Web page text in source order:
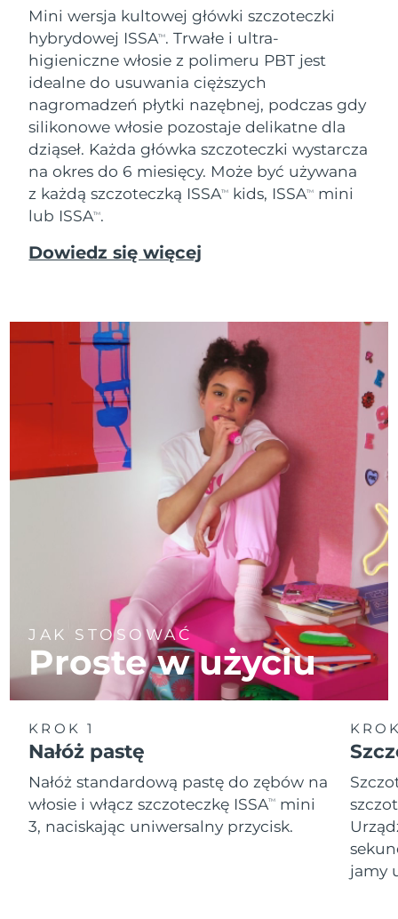
Mini wersja kultowej główki szczoteczki
hybrydowej ISSATM. Trwałe i ultra-
higieniczne włosie z polimeru PBT jest
idealne do usuwania cięższych
nagromadzeń płytki nazębnej, podczas gdy
silikonowe włosie pozostaje delikatne dla
dziąseł. Każda główka szczoteczki wystarcza
na okres do 6 miesięcy. Może być używana
z każdą szczoteczką ISSATM kids, ISSATM
mini
lub ISSATM.
Dowiedz się więcej
JAK STOSOWAĆ
Proste w użyciu
KROK 1
Nałóż pastę
Nałóż standardową pastę do zębów na
włosie i włącz szczoteczkę ISSATM
mini
3, naciskając uniwersalny przycisk.
jamy
Tajlandia
Oczekiwany czas dostawy
Turcja
Oczekiwany czas dostawy
Zjednoczone Emiraty
Arabskie
Oczekiwany czas dostawy
8/11/26
Wielka Brytania
Oczekiwany czas dostawy
8/10/26
Stany Zjednoczone
Oczekiwany czas dostawy
8/16/26